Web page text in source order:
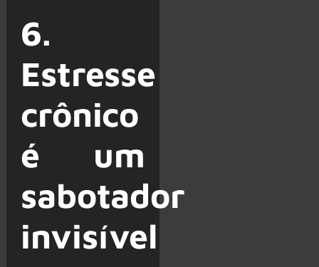
6.
Estresse
crônico
é um
sabotador
invisível